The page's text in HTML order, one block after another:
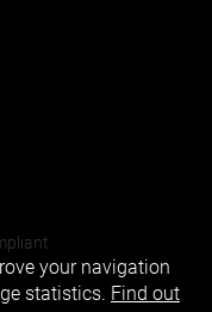
your navigation
statistics. Find out